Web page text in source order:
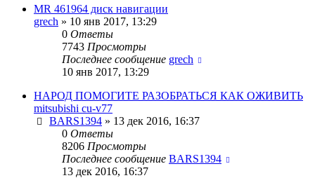
MR 461964 диск навигации
grech » 10 янв 2017, 13:29
0 Ответы
7743 Просмотры
Последнее сообщение grech
10 янв 2017, 13:29
НАРОД ПОМОГИТЕ РАЗОБРАТЬСЯ КАК ОЖИВИТЬ
mitsubishi cu-v77
BARS1394 » 13 дек 2016, 16:37
0 Ответы
8206 Просмотры
Последнее сообщение BARS1394
13 дек 2016, 16:37